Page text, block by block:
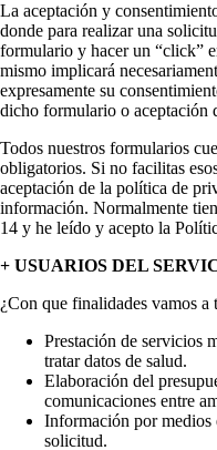
La aceptación y
donde para realizar una
formulario y hacer un “click”
mismo implicará
expresamente su
dicho formulario o aceptación
Todos nuestros formularios
obligatorios. Si no facilitas
aceptación de la política de
información. Normalmente
14 y he leído y acepto la
+ USUARIOS DEL
¿Con que finalidades vamos a
Prestación de servicios
tratar datos de salud.
Elaboración del
comunicaciones entre
Información por medios
solicitud.